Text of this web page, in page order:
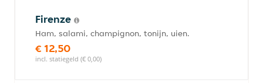
Firenze
Ham, salami, champignon, tonijn, uien.
€ 12,50
incl. statiegeld (€ 0,00)